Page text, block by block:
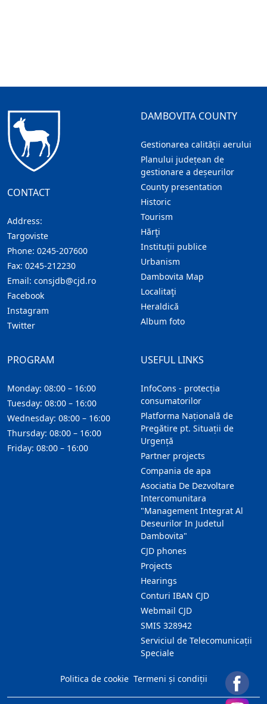
CONTACT
Address:
Targoviste
Phone: 0245-207600
Fax: 0245-212230
Email: consjdb@cjd.ro
Facebook
Instagram
Twitter
DAMBOVITA COUNTY
Gestionarea calității aerului
Planului județean de
gestionare a deșeurilor
County presentation
Historic
Tourism
Hărţi
Instituţii publice
Urbanism
Dambovita Map
Localitaţi
Heraldică
Album foto
USEFUL LINKS
InfoCons - protecția
consumatorilor
Platforma Națională de
Pregătire pt. Situații de
Urgență
Partner projects
Compania de apa
Asociatia De Dezvoltare
Intercomunitara
"Management Integrat Al
Deseurilor In Judetul
Dambovita"
CJD phones
Projects
Hearings
Conturi IBAN CJD
Webmail CJD
SMIS 328942
Serviciul de Telecomunicații
Speciale
PROGRAM
Monday: 08:00 – 16:00
Tuesday: 08:00 – 16:00
Wednesday: 08:00 – 16:00
Thursday: 08:00 – 16:00
Friday: 08:00 – 16:00
Politica de cookie Termeni și condiții